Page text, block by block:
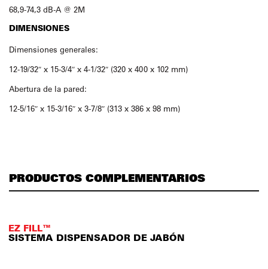
68,9-74,3 dB-A @ 2M
DIMENSIONES
Dimensiones generales:
12-19/32″ x 15-3/4″ x 4-1/32″ (320 x 400 x 102 mm)
Abertura de la pared:
12-5/16″ x 15-3/16″ x 3-7/8″ (313 x 386 x 98 mm)
PRODUCTOS COMPLEMENTARIOS
EZ FILL™
SISTEMA DISPENSADOR DE JABÓN